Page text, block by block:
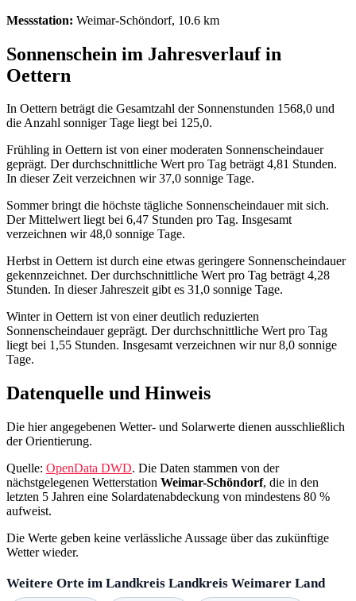
Messstation: Weimar-Schöndorf, 10.6 km
Sonnenschein im Jahresverlauf in
Oettern
In Oettern beträgt die Gesamtzahl der Sonnenstunden 1568,0 und
die Anzahl sonniger Tage liegt bei 125,0.
Frühling in Oettern ist von einer moderaten Sonnenscheindauer
geprägt. Der durchschnittliche Wert pro Tag beträgt 4,81 Stunden.
In dieser Zeit verzeichnen wir 37,0 sonnige Tage.
Sommer bringt die höchste tägliche Sonnenscheindauer mit sich.
Der Mittelwert liegt bei 6,47 Stunden pro Tag. Insgesamt
verzeichnen wir 48,0 sonnige Tage.
Herbst in Oettern ist durch eine etwas geringere Sonnenscheindauer
gekennzeichnet. Der durchschnittliche Wert pro Tag beträgt 4,28
Stunden. In dieser Jahreszeit gibt es 31,0 sonnige Tage.
Winter in Oettern ist von einer deutlich reduzierten
Sonnenscheindauer geprägt. Der durchschnittliche Wert pro Tag
liegt bei 1,55 Stunden. Insgesamt verzeichnen wir nur 8,0 sonnige
Tage.
Datenquelle und Hinweis
Die hier angegebenen Wetter- und Solarwerte dienen ausschließlich
der Orientierung.
Quelle: OpenData DWD. Die Daten stammen von der
nächstgelegenen Wetterstation Weimar-Schöndorf, die in den
letzten 5 Jahren eine Solardatenabdeckung von mindestens 80 %
aufweist.
Die Werte geben keine verlässliche Aussage über das zukünftige
Wetter wieder.
Weitere Orte im Landkreis Landkreis Weimarer Land